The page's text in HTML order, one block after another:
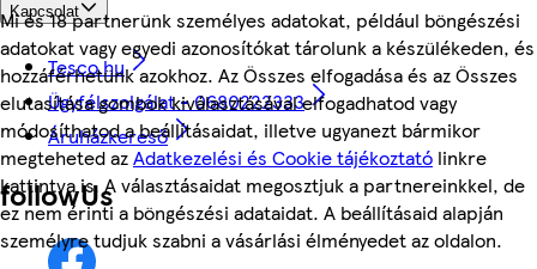
Mi és 18 partnerünk személyes adatokat, például böngészési
adatokat vagy egyedi azonosítókat tárolunk a készülékeden, és
hozzáférhetünk azokhoz. Az Összes elfogadása és az Összes
elutasítása gombok kiválasztásával elfogadhatod vagy
módosíthatod a beállításaidat, illetve ugyanezt bármikor
megteheted azAdatkezelési és Cookie tájékoztató linkre
kattintva is. A választásaidat megosztjuk a partnereinkkel, de
ez nem érinti a böngészési adataidat. A beállításaid alapján
személyre tudjuk szabni a vásárlási élményedet az oldalon.
Kapcsolat
Tesco.hu
Ügyfélszolgálat - 0680222333
Áruházkereső
followUs